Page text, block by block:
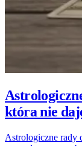
która nie
Astrologiczne rady